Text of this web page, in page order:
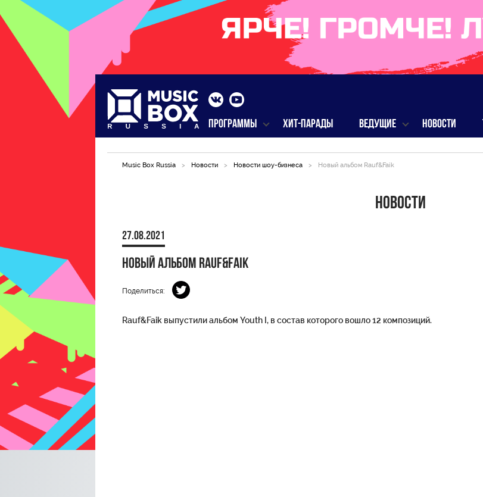
ПРОГРАММЫ ХИТ-ПАРАДЫ ВЕДУЩИЕ НОВОСТИ
Music Box Russia > Новости > Новости шоу-бизнеса > Новый альбом Rauf&Faik
Новости
27.08.2021
Новый альбом Rauf&Faik
Поделиться:
Rauf&Faik выпустили альбом Youth I, в состав которого вошло 12 композиций.